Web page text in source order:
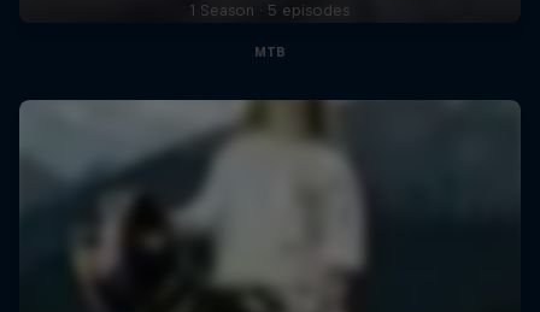
1 Season · 5 episodes
MTB